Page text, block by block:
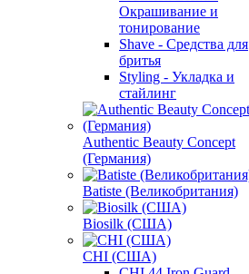
Окрашивание и
тонирование
Shave - Средства для
бритья
Styling - Укладка и
стайлинг
Authentic Beauty Concept
(Германия)
Batiste (Великобритания)
Biosilk (США)
CHI (США)